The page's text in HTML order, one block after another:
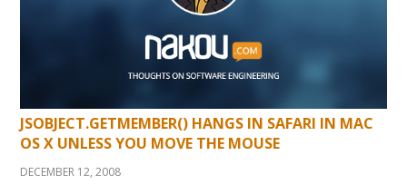
JSOBJECT.GETMEMBER() HANGS IN SAFARI IN MAC
OS X UNLESS YOU MOVE THE MOUSE
DECEMBER 12, 2008